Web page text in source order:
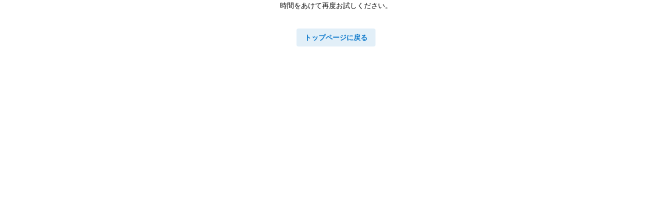
時間をあけて再度お試しください。
トップページに戻る